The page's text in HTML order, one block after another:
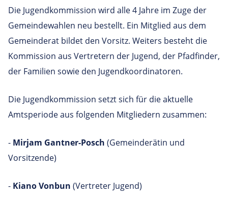
Die Jugendkommission wird alle 4 Jahre im Zuge der
Gemeindewahlen neu bestellt. Ein Mitglied aus dem
Gemeinderat bildet den Vorsitz. Weiters besteht die
Kommission aus Vertretern der Jugend, der Pfadfinder,
der Familien sowie den Jugendkoordinatoren.
Die Jugendkommission setzt sich für die aktuelle
Amtsperiode aus folgenden Mitgliedern zusammen:
- Mirjam Gantner-Posch (Gemeinderätin und
Vorsitzende)
- Kiano Vonbun (Vertreter Jugend)